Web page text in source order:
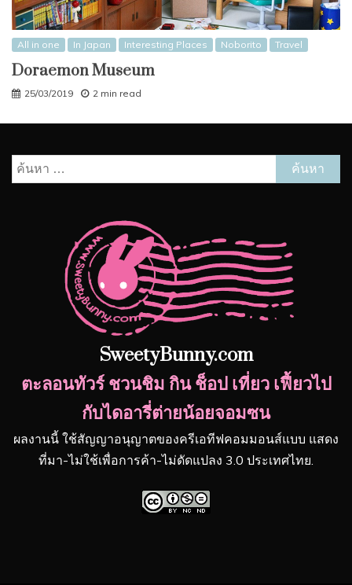
All in one In Japan Interesting Places Noborito Travel
Doraemon Museum
25/03/2019 2 min read
ค้นหา
สำหรับ:
SweetyBunny.com
ตะลอนทัวร์ ชวนชิม กิน ช็อป เที่ยว เฟี้ยวไป
กับไดอารี่ต่ายน้อยจอมซน
ผลงานนี้ ใช้สัญญาอนุญาตของครีเอทีฟคอมมอนส์แบบ แสดง
ที่มา-ไม่ใช้เพื่อการค้า-ไม่ดัดแปลง 3.0 ประเทศไทย.